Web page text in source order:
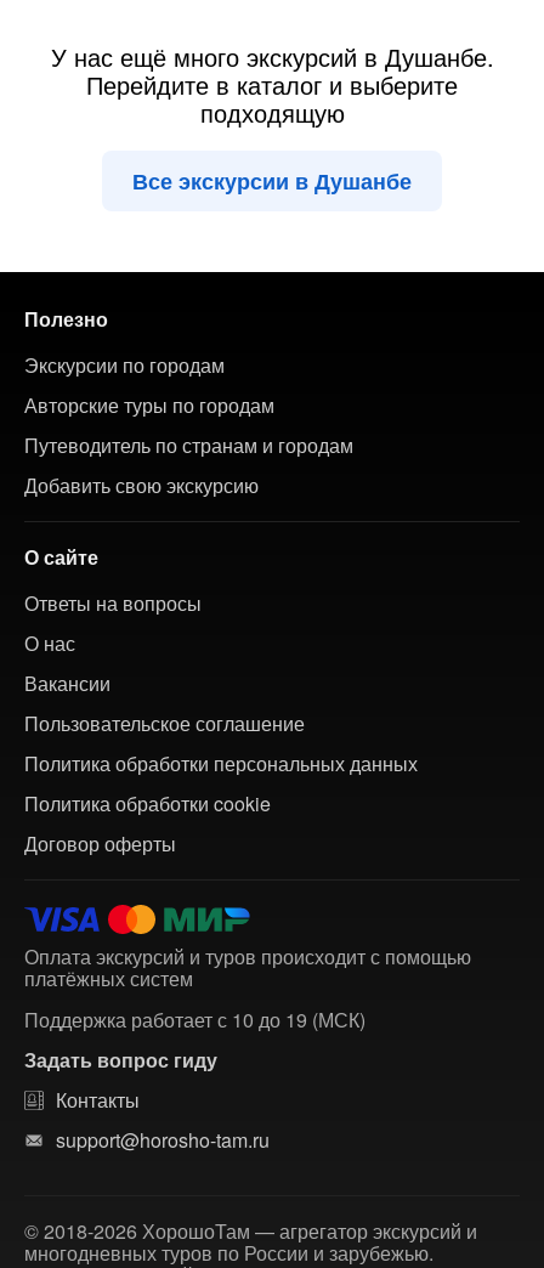
У нас ещё много экскурсий в Душанбе.
Перейдите в каталог и выберите
подходящую
Все экскурсии в Душанбе
Полезно
Экскурсии по городам
Авторские туры по городам
Путеводитель по странам и городам
Добавить свою экскурсию
О сайте
Ответы на вопросы
О нас
Вакансии
Пользовательское соглашение
Политика обработки персональных данных
Политика обработки cookie
Договор оферты
Оплата экскурсий и туров происходит с помощью
платёжных систем
Поддержка работает с 10 до 19 (МСК)
Задать вопрос гиду
Контакты
support@horosho-tam.ru
© 2018-2026 ХорошоТам — агрегатор экскурсий и
многодневных туров по России и зарубежью.